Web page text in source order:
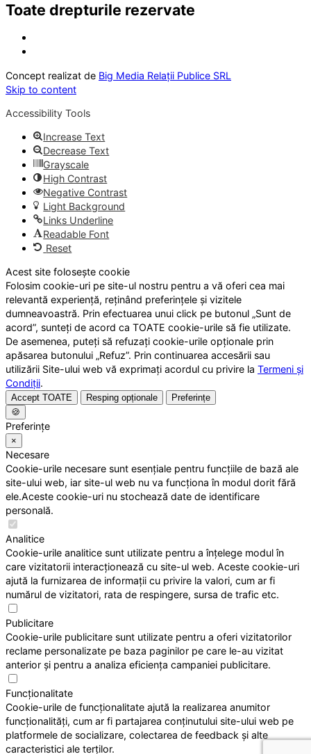
Toate drepturile rezervate
Concept realizat de Big Media Relații Publice SRL
Skip to content
Accessibility Tools
Increase Text
Decrease Text
Grayscale
High Contrast
Negative Contrast
Light Background
Links Underline
Readable Font
Reset
Acest site folosește cookie
Folosim cookie-uri pe site-ul nostru pentru a vă oferi cea mai
relevantă experiență, reținând preferințele și vizitele
dumneavoastră. Prin efectuarea unui click pe butonul „Sunt de
acord”, sunteți de acord ca TOATE cookie-urile să fie utilizate.
De asemenea, puteți să refuzați cookie-urile opționale prin
apăsarea butonului „Refuz”. Prin continuarea accesării sau
utilizării Site-ului web vă exprimați acordul cu privire la Termeni și
Condiții.
Accept TOATE Resping opționale
Preferințe
🍪
Preferințe
×
Necesare
Cookie-urile necesare sunt esențiale pentru funcțiile de bază ale
site-ului web, iar site-ul web nu va funcționa în modul dorit fără
ele.Aceste cookie-uri nu stochează date de identificare
personală.
Analitice
Cookie-urile analitice sunt utilizate pentru a înțelege modul în
care vizitatorii interacționează cu site-ul web. Aceste cookie-uri
ajută la furnizarea de informații cu privire la valori, cum ar fi
numărul de vizitatori, rata de respingere, sursa de trafic etc.
Publicitare
Cookie-urile publicitare sunt utilizate pentru a oferi vizitatorilor
reclame personalizate pe baza paginilor pe care le-au vizitat
anterior și pentru a analiza eficiența campaniei publicitare.
Funcționalitate
Cookie-urile de funcționalitate ajută la realizarea anumitor
funcționalități, cum ar fi partajarea conținutului site-ului web pe
platformele de socializare, colectarea de feedback și alte
caracteristici ale terților.